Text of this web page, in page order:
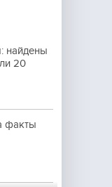
найдены
20
факты